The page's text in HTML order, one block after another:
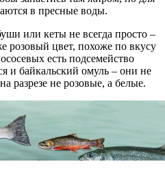
в пресные воды.
или кеты не всегда просто –
розовый цвет, похоже по вкусу
есть подсемейство
и байкальский омуль – они не
разрезе не розовые, а белые.